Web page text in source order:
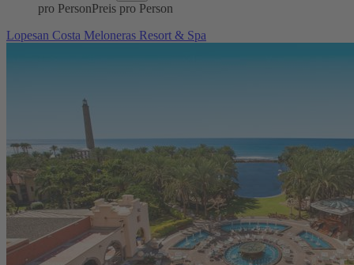
pro PersonPreis pro Person
Lopesan Costa Meloneras Resort & Spa